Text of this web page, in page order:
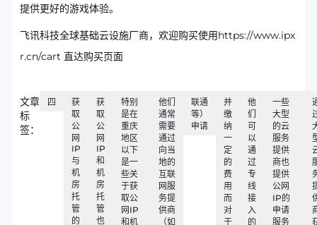
提供更好的游戏体验。
飞讯科技全球基础云设施厂商，欢迎购买使用https://www.ipx
r.cn/cart 直达购买页面
文章
标
签：
四
获
取
公
网
IP
与
机
房
托
管
的
获
取
公
网
IP
和
机
房
托
管
也
特别
是在
重庆
地区
以下
是一
些关
于获
取公
网IP
和机
他们
通常
需要
通过
向当
地的
互联
网服
务提
供商
（如
联通
等）
申请
并
缴
纳
一
定
的
费
用
而
对
于
他
们
可
以
通
过
专
线
接
入
的
一些
大型
的云
服务
提供
商也
提供
公网
IP的
申请
服务